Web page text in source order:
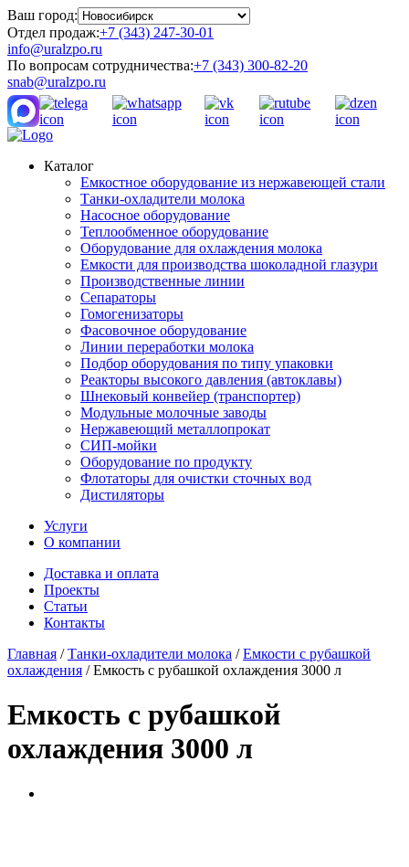
Ваш город:
Отдел продаж:+7 (343) 247-30-01
info@uralzpo.ru
По вопросам сотрудничества:+7 (343) 300-82-20
snab@uralzpo.ru
Каталог
Емкостное оборудование из нержавеющей стали
Танки-охладители молока
Насосное оборудование
Теплообменное оборудование
Оборудование для охлаждения молока
Емкости для производства шоколадной глазури
Производственные линии
Сепараторы
Гомогенизаторы
Фасовочное оборудование
Линии переработки молока
Подбор оборудования по типу упаковки
Реакторы высокого давления (автоклавы)
Шнековый конвейер (транспортер)
Модульные молочные заводы
Нержавеющий металлопрокат
СИП-мойки
Оборудование по продукту
Флотаторы для очистки сточных вод
Дистиляторы
Услуги
О компании
Доставка и оплата
Проекты
Статьи
Контакты
Главная /Танки-охладители молока /Емкости с рубашкой
охлаждения /Емкость с рубашкой охлаждения 3000 л
Емкость с рубашкой
охлаждения 3000 л